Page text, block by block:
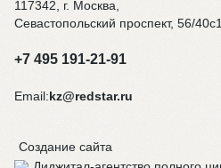
117342, г. Москва,
Севастопольский проспект, 56/40с1
+7 495 191-21-91
Email:kz@redstar.ru
Создание сайта